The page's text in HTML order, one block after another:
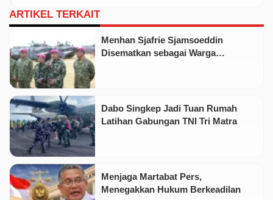
ARTIKEL TERKAIT
Menhan Sjafrie Sjamsoeddin
Disematkan sebagai Warga
Dabo Singkep Jadi Tuan Rumah
Latihan Gabungan TNI Tri Matra
Menjaga Martabat Pers,
Menegakkan Hukum Berkeadilan